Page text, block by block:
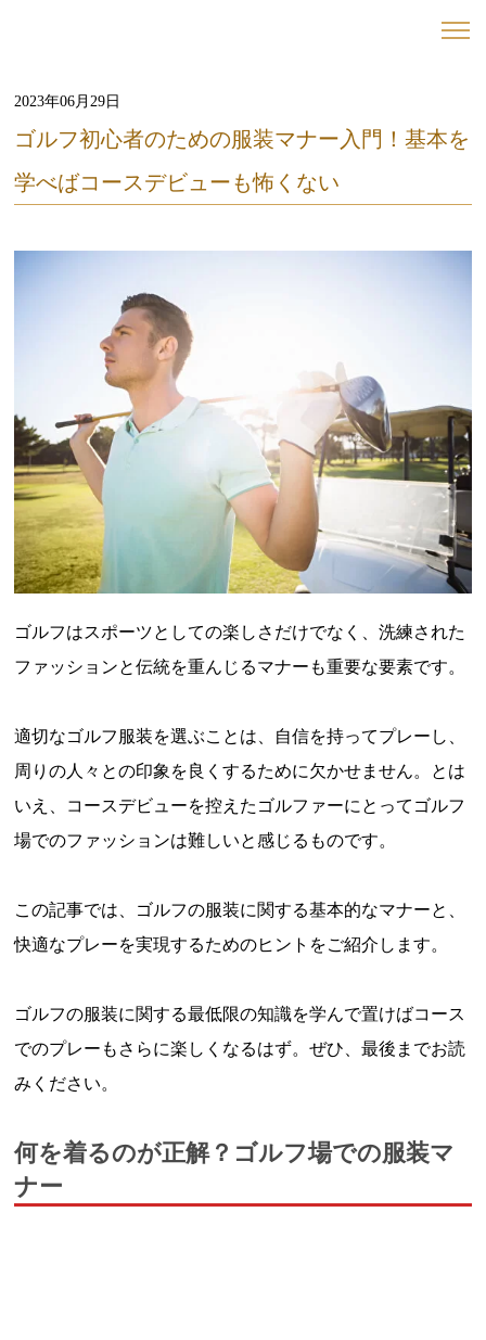
2023年06月29日
ゴルフ初心者のための服装マナー入門！基本を
学べばコースデビューも怖くない
ゴルフはスポーツとしての楽しさだけでなく、洗練された
ファッションと伝統を重んじるマナーも重要な要素です。
適切なゴルフ服装を選ぶことは、自信を持ってプレーし、
周りの人々との印象を良くするために欠かせません。とは
いえ、コースデビューを控えたゴルファーにとってゴルフ
場でのファッションは難しいと感じるものです。
この記事では、ゴルフの服装に関する基本的なマナーと、
快適なプレーを実現するためのヒントをご紹介します。
ゴルフの服装に関する最低限の知識を学んで置けばコース
でのプレーもさらに楽しくなるはず。ぜひ、最後までお読
みください。
何を着るのが正解？ゴルフ場での服装マ
ナー